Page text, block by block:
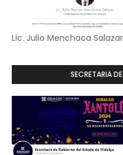
Lic. Julio Menchaca Salazar
SECRETARIA